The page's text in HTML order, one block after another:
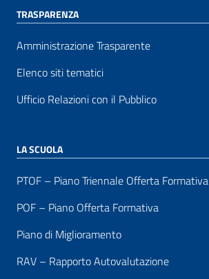
TRASPARENZA
Amministrazione Trasparente
Elenco siti tematici
Ufficio Relazioni con il Pubblico
LA SCUOLA
PTOF – Piano Triennale Offerta Formativa
POF – Piano Offerta Formativa
Piano di Miglioramento
RAV – Rapporto Autovalutazione